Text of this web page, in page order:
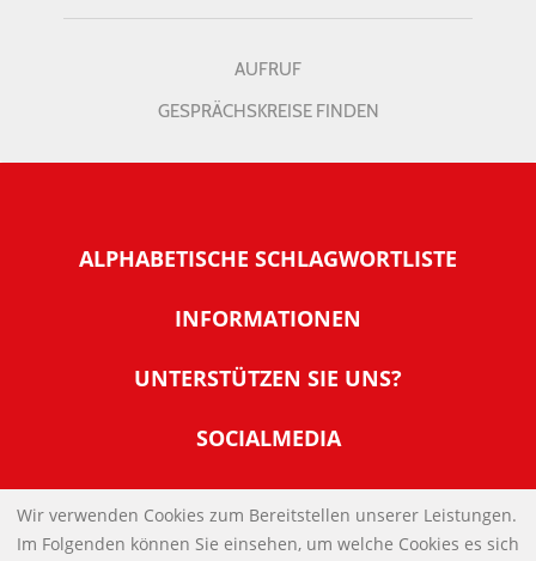
AUFRUF
GESPRÄCHSKREISE FINDEN
ALPHABETISCHE SCHLAGWORTLISTE
INFORMATIONEN
Warum NachDenkSeiten
Tipps zur Nutzung der NachDenkSeiten
Banner und E-Mail-Signaturen
Links
UNTERSTÜTZEN SIE UNS?
Werden Sie Fördermitglied
Spenden Sie Online
SOCIALMEDIA
IMPRESSUM
Wir verwenden Cookies zum Bereitstellen unserer Leistungen.
Im Folgenden können Sie einsehen, um welche Cookies es sich